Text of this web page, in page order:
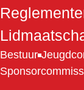
Bestuur